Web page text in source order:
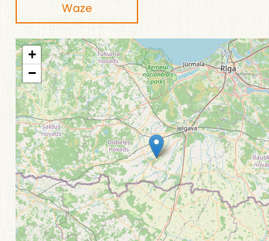
Waze
+
−